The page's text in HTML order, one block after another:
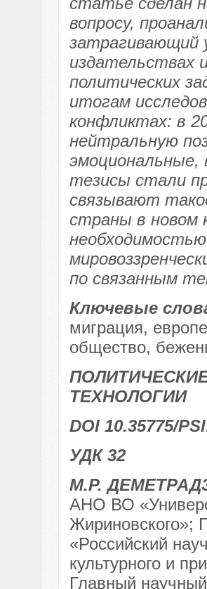
вопросу,
затрагивающий
издательствах
политических
итогам
конфликтах: в
нейтральную
эмоциональные,
тезисы стали
связывают
страны в новом
по связанным
Ключевые
миграция,
общество,
ТЕХНОЛОГИИ
DOI 10.35775/
УДК 32
М.Р.
АНО ВО
Жириновского»;
«Российский
культурного и
Главный